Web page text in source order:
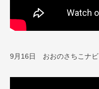
9月16日 おおのさちこナビ